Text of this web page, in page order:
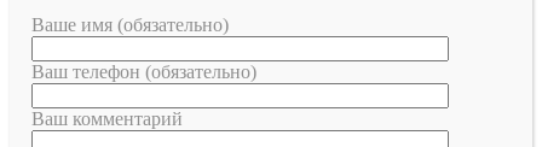
Ваше имя (обязательно)
Ваш телефон (обязательно)
Ваш комментарий